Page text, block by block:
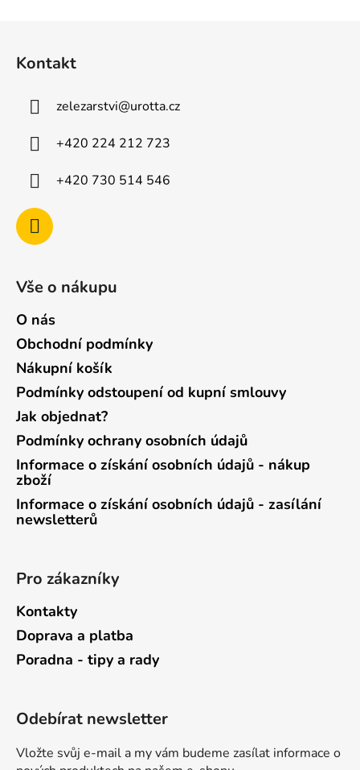
Kontakt
zelezarstvi@urotta.cz
+420 224 212 723
+420 730 514 546
Vše o nákupu
O nás
Obchodní podmínky
Nákupní košík
Podmínky odstoupení od kupní smlouvy
Jak objednat?
Podmínky ochrany osobních údajů
Informace o získání osobních údajů - nákup
zboží
Informace o získání osobních údajů - zasílání
newsletterů
Pro zákazníky
Kontakty
Doprava a platba
Poradna - tipy a rady
Odebírat newsletter
Vložte svůj e-mail a my vám budeme zasílat informace o